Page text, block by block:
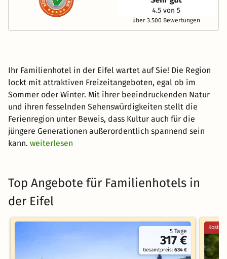
über 3.500 Bewertungen
Ihr Familienhotel in der Eifel wartet auf Sie! Die Region
lockt mit attraktiven Freizeitangeboten, egal ob im
Sommer oder Winter. Mit ihrer beeindruckenden Natur
und ihren fesselnden Sehenswürdigkeiten stellt die
Ferienregion unter Beweis, dass Kultur auch für die
jüngere Generationen außerordentlich spannend sein
kann. weiterlesen
Top Angebote für Familienhotels in
der Eifel
5 Tage
317 €
Gesamtpreis:634 €